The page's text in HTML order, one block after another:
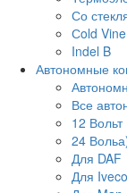
Со
Сold Vine
Indel B
Автономные
Все
12 Вольт
24
Для DAF
Для Iveco